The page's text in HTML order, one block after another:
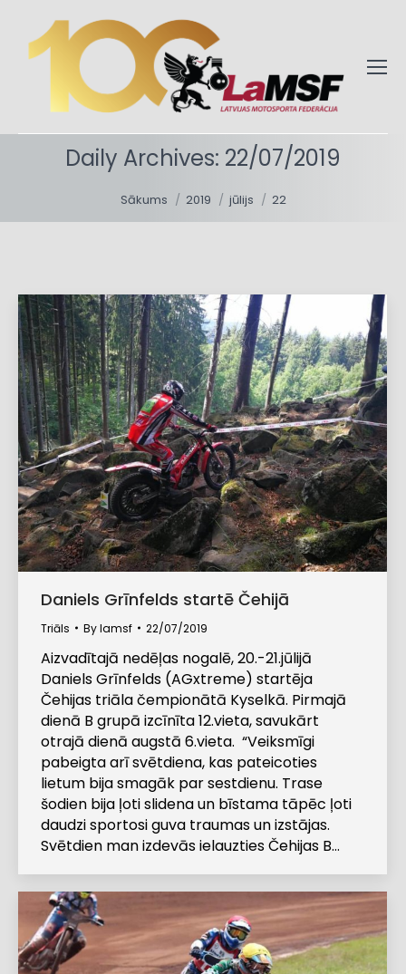
Daily Archives: 22/07/2019
Sākums 2019 jūlijs 22
Daniels Grīnfelds startē Čehijā
Triāls Bylamsf 22/07/2019
Aizvadītajā nedēļas nogalē, 20.-21.jūlijā
Daniels Grīnfelds (AGxtreme) startēja
Čehijas triāla čempionātā Kyselkā. Pirmajā
dienā B grupā izcīnīta 12.vieta, savukārt
otrajā dienā augstā 6.vieta. “Veiksmīgi
pabeigta arī svētdiena, kas pateicoties
lietum bija smagāk par sestdienu. Trase
šodien bija ļoti slidena un bīstama tāpēc ļoti
daudzi sportosi guva traumas un izstājas.
Svētdien man izdevās ielauzties Čehijas B…